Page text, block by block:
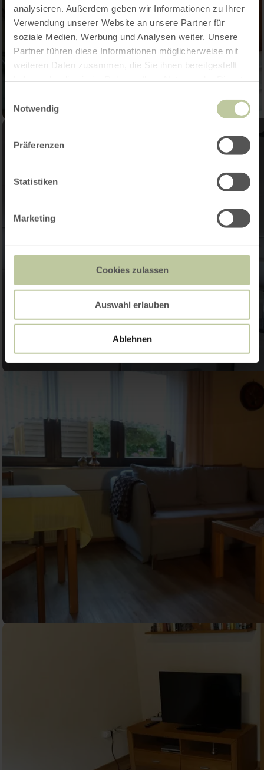
analysieren. Außerdem geben wir Informationen zu Ihrer
Verwendung unserer Website an unsere Partner für
soziale Medien, Werbung und Analysen weiter. Unsere
Partner führen diese Informationen möglicherweise mit
weiteren Daten zusammen, die Sie ihnen bereitgestellt
Notwendig
Präferenzen
Statistiken
Marketing
Cookies zulassen
Auswahl erlauben
Ablehnen